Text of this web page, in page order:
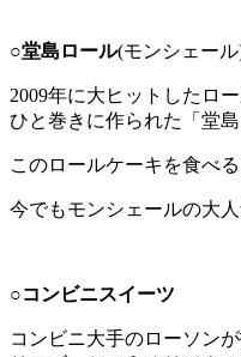
○堂島ロール(モンシェー
2009年に大ヒットしたロ
ひと巻きに作られた「堂
このロールケーキを食べ
今でもモンシェールの大
○コンビニスイーツ
コンビニ大手のローソン